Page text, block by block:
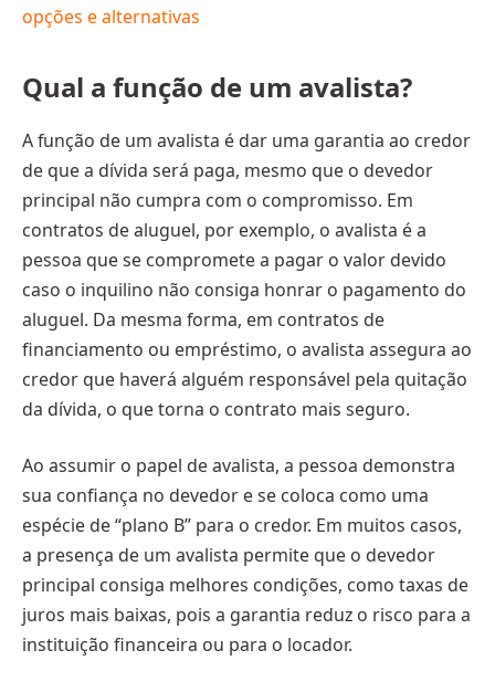
opções e alternativas
Qual a função de um avalista?
A função de um avalista é dar uma garantia ao credor
de que a dívida será paga, mesmo que o devedor
principal não cumpra com o compromisso. Em
contratos de aluguel, por exemplo, o avalista é a
pessoa que se compromete a pagar o valor devido
caso o inquilino não consiga honrar o pagamento do
aluguel. Da mesma forma, em contratos de
financiamento ou empréstimo, o avalista assegura ao
credor que haverá alguém responsável pela quitação
da dívida, o que torna o contrato mais seguro.
Ao assumir o papel de avalista, a pessoa demonstra
sua confiança no devedor e se coloca como uma
espécie de “plano B” para o credor. Em muitos casos,
a presença de um avalista permite que o devedor
principal consiga melhores condições, como taxas de
juros mais baixas, pois a garantia reduz o risco para a
instituição financeira ou para o locador.